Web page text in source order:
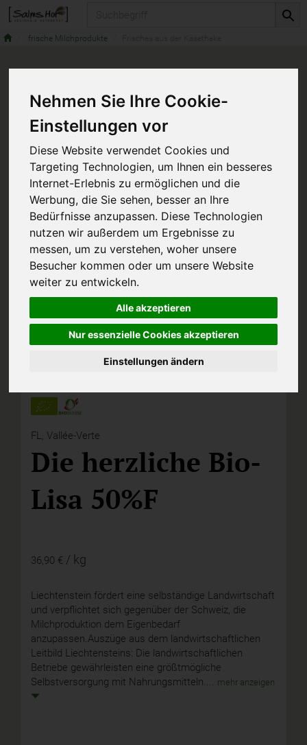
Nehmen Sie Ihre Cookie-
Einstellungen vor
Diese Website verwendet Cookies und
Targeting Technologien, um Ihnen ein besseres
Internet-Erlebnis zu ermöglichen und die
Werbung, die Sie sehen, besser an Ihre
Bedürfnisse anzupassen. Diese Technologien
nutzen wir außerdem um Ergebnisse zu
messen, um zu verstehen, woher unsere
Besucher kommen oder um unsere Website
weiter zu entwickeln.
Alle akzeptieren
Nur essenzielle Cookies akzeptieren
Einstellungen ändern
frische Milchprodukte
FL, Vallée-Verte
Die herzliche Bio-
Lisa 50%F
36,90 € / kg
Liechtenstein fördert eine selbständige Landwirtschaft
und verpflichtet sich gegenüber der Schweiz, die
Milchproduktion dem Eigenbedarf
anzupassen.Auszüge aus dem landwirtschaftlichen
Leitbild Liechtensteins: Die landwirtschaftlichen
Betriebe gewährleisten eine größtmögliche
Selbstversorgung mit Nahrungsmitteln.... mehr anzeigen